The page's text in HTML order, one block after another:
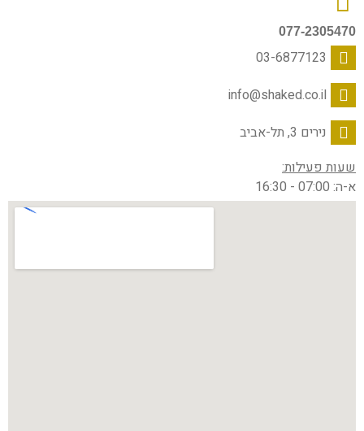
077-2305470
03-6877123
info@shaked.co.il
נירים 3, תל-אביב
שעות פעילות:
א-ה: 07:00 - 16:30